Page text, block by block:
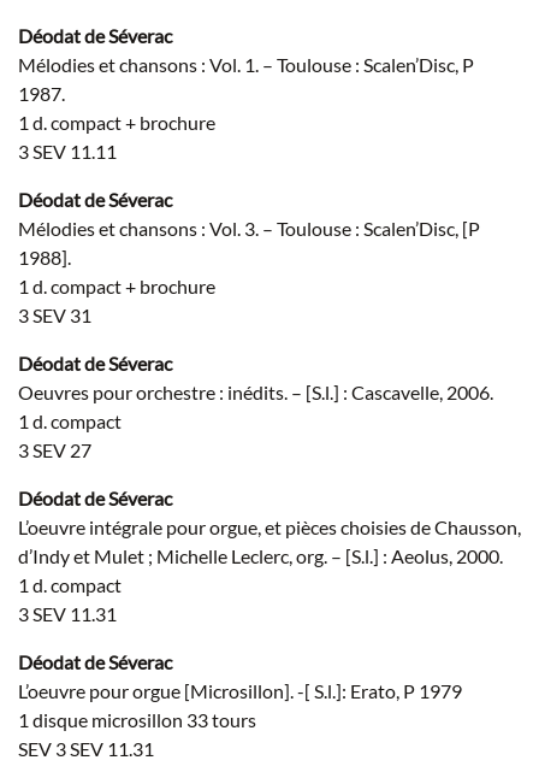
Déodat de Séverac
Mélodies et chansons : Vol. 1. – Toulouse : Scalen’Disc, P
1987.
1 d. compact + brochure
3 SEV 11.11
Déodat de Séverac
Mélodies et chansons : Vol. 3. – Toulouse : Scalen’Disc, [P
1988].
1 d. compact + brochure
3 SEV 31
Déodat de Séverac
Oeuvres pour orchestre : inédits. – [S.l.] : Cascavelle, 2006.
1 d. compact
3 SEV 27
Déodat de Séverac
L’oeuvre intégrale pour orgue, et pièces choisies de Chausson,
d’Indy et Mulet ; Michelle Leclerc, org. – [S.l.] : Aeolus, 2000.
1 d. compact
3 SEV 11.31
Déodat de Séverac
L’oeuvre pour orgue [Microsillon]. -[ S.l.]: Erato, P 1979
1 disque microsillon 33 tours
SEV 3 SEV 11.31